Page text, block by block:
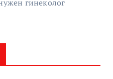
гинеколог